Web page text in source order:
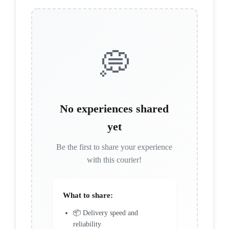
💭
No experiences shared
yet
Be the first to share your experience
with this courier!
What to share:
📦 Delivery speed and
reliability